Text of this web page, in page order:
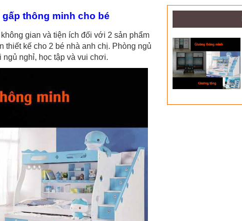
thông minh cho bé
gian và tiện ích đối với 2 sản phẩm
thiết kế cho 2 bé nhà anh chị. Phòng ngủ
nghỉ, học tập và vui chơi.